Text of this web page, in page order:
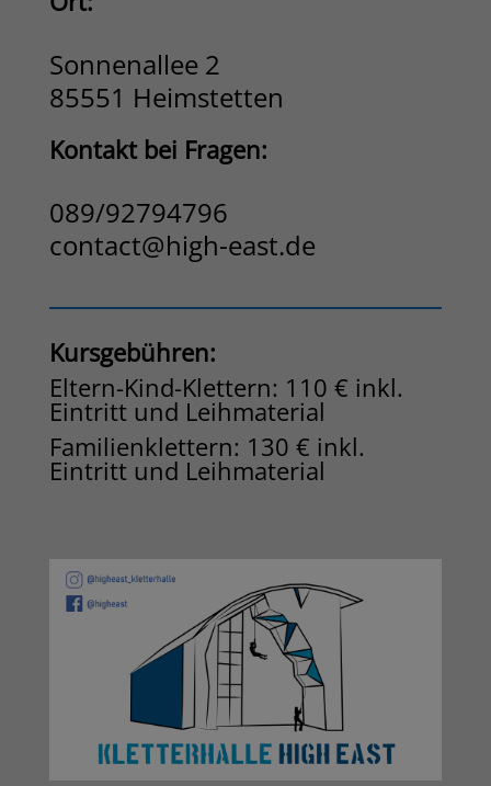
Sonnenallee 2
85551 Heimstetten
Kontakt bei Fragen:
089/92794796
contact@high-east.de
Kursgebühren:
Eltern-Kind-Klettern: 110 € inkl.
Eintritt und Leihmaterial
Familienklettern: 130 € inkl.
Eintritt und Leihmaterial